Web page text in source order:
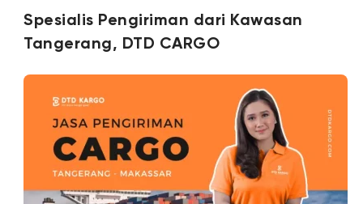
Spesialis Pengiriman dari Kawasan
Tangerang, DTD CARGO